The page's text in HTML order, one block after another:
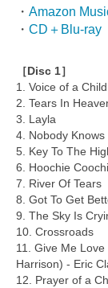
・ Amazon
・ CD＋Blu-ray
［Disc 1］
1. Voice of a Child
2. Tears In
3. Layla
4. Nobody
5. Key To The
6. Hoochie
7. River Of Tears
8. Got To Get
9. The Sky Is
10. Crossroads
11. Give Me
Harrison) - Eric
12. Prayer of a